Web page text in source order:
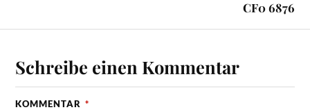
CF0 6876
Schreibe einen Kommentar
KOMMENTAR *